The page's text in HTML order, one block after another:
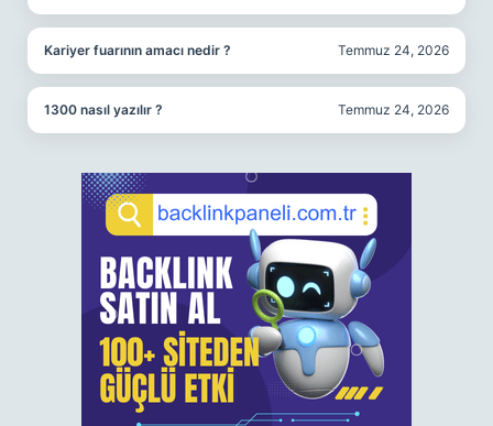
Kariyer fuarının amacı nedir ? Temmuz 24, 2026
1300 nasıl yazılır ? Temmuz 24, 2026